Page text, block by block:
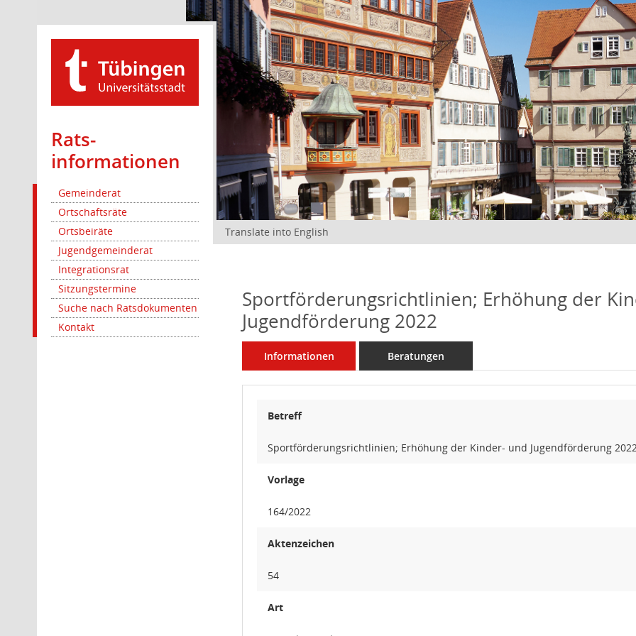
Rats­
informationen
Gemeinderat
Ortschaftsräte
Ortsbeiräte
Jugendgemeinderat
Integrationsrat
Sitzungstermine
Suche nach Ratsdokumenten
Kontakt
Translate into English
Sportförderungsrichtlinien; Erhöhung der
Jugendförderung 2022
Informationen Beratungen
Betreff
Sportförderungsrichtlinien; Erhöhung der Kinder- und Jugendförderung
Vorlage
164/2022
Aktenzeichen
54
Art